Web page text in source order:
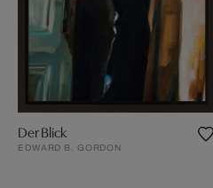
Der Blick
EDWARD B. GORDON